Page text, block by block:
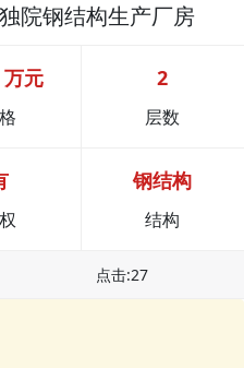
院钢结构生产厂房
元 2
层数
钢结构
结构
点击:27